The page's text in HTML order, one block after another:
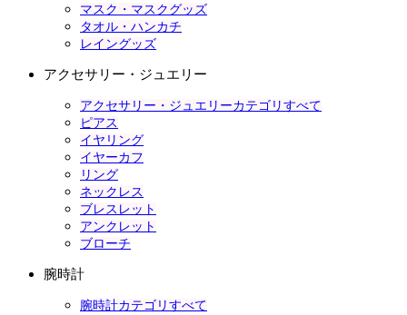
マスク・マスクグッズ
タオル・ハンカチ
レイングッズ
アクセサリー・ジュエリー
アクセサリー・ジュエリーカテゴリすべて
ピアス
イヤリング
イヤーカフ
リング
ネックレス
ブレスレット
アンクレット
ブローチ
腕時計
腕時計カテゴリすべて